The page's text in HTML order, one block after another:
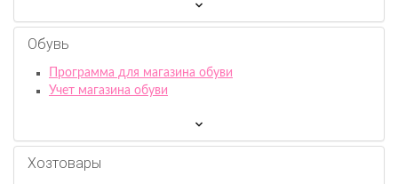
Обувь
Программа для магазина обуви
Учет магазина обуви
Хозтовары